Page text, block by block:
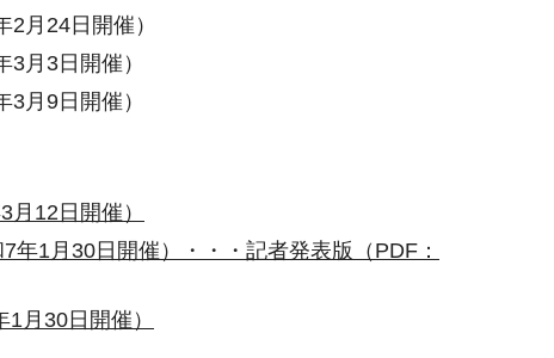
2月24日開催）
3月3日開催）
3月9日開催）
12日開催）
1月30日開催）・・・記者発表版（PDF：
月30日開催）